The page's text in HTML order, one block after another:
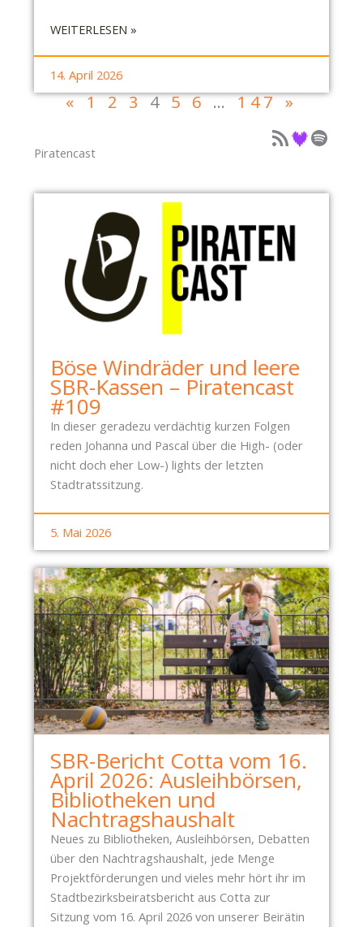
U
N
Ü
B
E
„
B
U
T
B
O
B
I
S
Z
U
K
U
N
F
T
D
E
S
A
L
T
E
N
L
E
I
P
Z
WEITERLESEN »:
N
D
T
M
E
E
L
D
I
S
T
A
D
T
B
E
Z
I
R
E
!
14. April 2026
« 1 2 3 4 5 6 … 147 »
Piratencast
Podcast als Feed Podcast auf Deezer Podcast auf Spotify
Böse Windräder und leere
SBR-Kassen – Piratencast
#109
In dieser geradezu verdächtig kurzen Folgen
reden Johanna und Pascal über die High- (oder
nicht doch eher Low-) lights der letzten
Stadtratssitzung.
5. Mai 2026
SBR-Bericht Cotta vom 16.
April 2026: Ausleihbörsen,
Bibliotheken und
Nachtragshaushalt
Neues zu Bibliotheken, Ausleihbörsen, Debatten
über den Nachtragshaushalt, jede Menge
Projektförderungen und vieles mehr hört ihr im
Stadtbezirksbeiratsbericht aus Cotta zur
Sitzung vom 16. April 2026 von unserer Beirätin